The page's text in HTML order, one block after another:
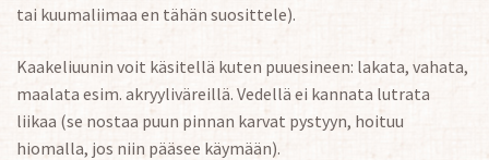
tai kuumaliimaa en tähän suosittele).
Kaakeliuunin voit käsitellä kuten puuesineen: lakata, vahata,
maalata esim. akryyliväreillä. Vedellä ei kannata lutrata
liikaa (se nostaa puun pinnan karvat pystyyn, hoituu
hiomalla, jos niin pääsee käymään).